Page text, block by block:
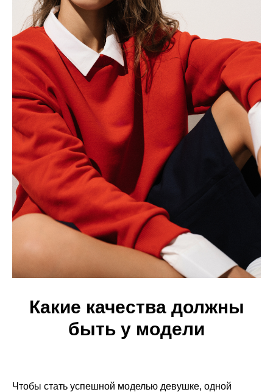
Какие качества должны
быть у модели
Чтобы стать успешной моделью девушке, одной